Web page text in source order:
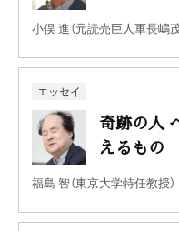
小俣 進（元読売巨人軍長嶋
エッセイ
奇跡の人
えるもの
福島 智（東京大学特任教授）